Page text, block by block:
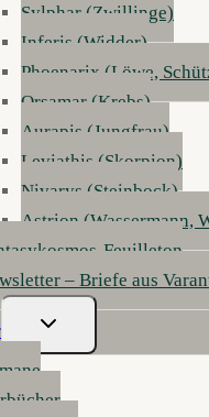
Sylphar (Zwillinge)
Inferis (Widder)
Phoenarix (Löwe,
Orsamar (Krebs)
Aurapis (Jungfrau)
Leviathis (Skorpion)
Nivarys (Steinbock)
Astrion (Wassermann,
Feuilleton
– Briefe aus
Untermenü
Umschalten